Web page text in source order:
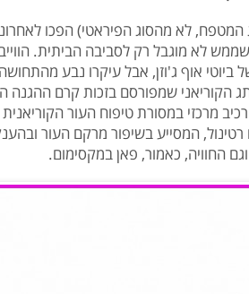
המטפח, לא מהסוג הפיראטי) הפכו
לא מוגבל רק לסביבה הביתית.
אוף ג'וזן, אבל עיקרו נבע מהתחושה
הקוריאני שמפורסם בזכות קרם ההגנה
מרכזי במסורת טיפוח העור הקוריאנית
רטינול, המסייע בשיפור מרקם העור
החוויה, כאמור, פאן במקסימום.